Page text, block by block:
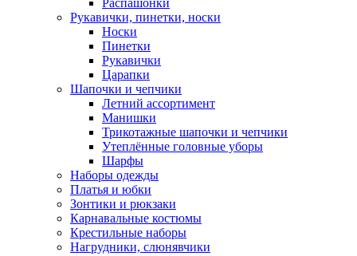
Распашонки
Рукавички, пинетки, носки
Носки
Пинетки
Рукавички
Царапки
Шапочки и чепчики
Летний ассортимент
Манишки
Трикотажные шапочки и чепчики
Утеплённые головные уборы
Шарфы
Наборы одежды
Платья и юбки
Зонтики и рюкзаки
Карнавальные костюмы
Крестильные наборы
Нагрудники, слюнявчики